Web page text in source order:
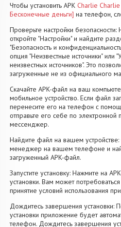
Чтобы установить APK Charlie
Бесконечные деньги] на телефон,
Проверьте настройки
откройте "Настройки" и найдите
"Безопасность и
опция "Неизвестные источники" или
неизвестных источников". Это
загруженные не из официального
Скачайте APK-файл на ваш
мобильное устройство. Если файл
перенесите его на телефон с
отправьте его себе по электронной
мессенджер.
Найдите файл на вашем
менеджер на вашем телефоне и
загруженный APK-файл.
Запустите установку: Нажмите на
установки. Вам может
принятие условий использования
Дождитесь завершения установки:
установки приложение будет
телефон. Дождитесь завершения